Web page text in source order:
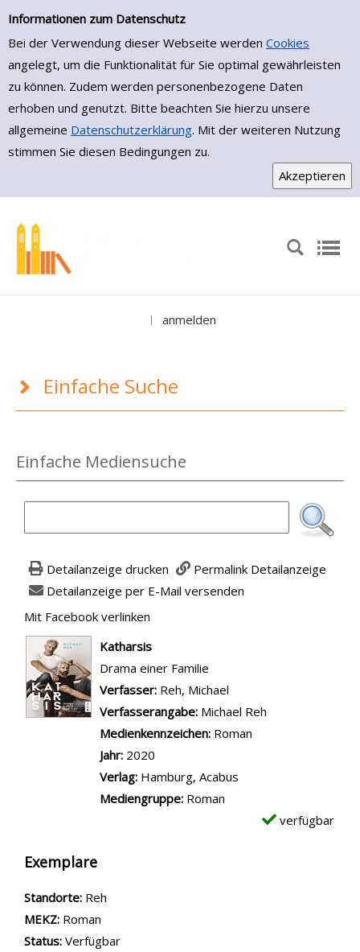
Einfache Suche
Informationen zum Datenschutz
Bei der Verwendung dieser Webseite werden Cookies
angelegt, um die Funktionalität für Sie optimal gewährleisten
zu können. Zudem werden personenbezogene Daten
erhoben und genutzt. Bitte beachten Sie hierzu unsere
allgemeine Datenschutzerklärung. Mit der weiteren Nutzung
stimmen Sie diesen Bedingungen zu.
Zur Detailanzeige springen
anmelden
Einfache Suche
Einfache Mediensuche
Detailanzeige drucken
Permalink Detailanzeige
Detailanzeige per E-Mail versenden
Mit Facebook verlinken
wird in neuem Tab geöffnet
Katharsis
Drama einer Familie
Verfasser: Suche nach diesem Verfasser
Reh, Michael
Verfasserangabe: Michael Reh
Medienkennzeichen: Roman
Jahr: 2020
Verlag: Hamburg, Acabus
Mediengruppe: Roman
verfügbar
Exemplare
Standorte: Reh
MEKZ: Roman
Status: Verfügbar